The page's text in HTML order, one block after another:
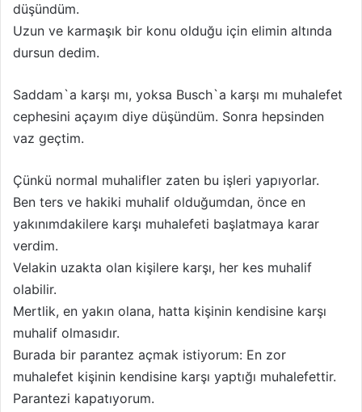
düşündüm.
Uzun ve karmaşık bir konu olduğu için elimin altında
dursun dedim.
Saddam`a karşı mı, yoksa Busch`a karşı mı muhalefet
cephesini açayım diye düşündüm. Sonra hepsinden
vaz geçtim.
Çünkü normal muhalifler zaten bu işleri yapıyorlar.
Ben ters ve hakiki muhalif olduğumdan, önce en
yakınımdakilere karşı muhalefeti başlatmaya karar
verdim.
Velakin uzakta olan kişilere karşı, her kes muhalif
olabilir.
Mertlik, en yakın olana, hatta kişinin kendisine karşı
muhalif olmasıdır.
Burada bir parantez açmak istiyorum: En zor
muhalefet kişinin kendisine karşı yaptığı muhalefettir.
Parantezi kapatıyorum.